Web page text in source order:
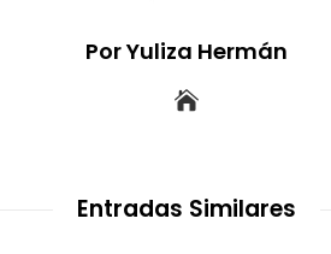
Por Yuliza Hermán
Entradas Similares